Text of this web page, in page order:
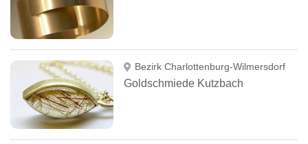
Bezirk Charlottenburg-Wilmersdorf
Goldschmiede Kutzbach